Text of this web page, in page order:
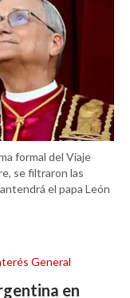
formal del Viaje
se filtraron las
el papa León
General
en